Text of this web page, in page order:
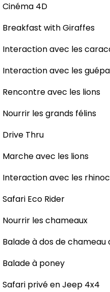
Cinéma 4D
Breakfast with Giraffes
Interaction avec les
Interaction avec les
Rencontre avec les lions
Nourrir les grands félins
Drive Thru
Marche avec les lions
Interaction avec les
Safari Eco Rider
Nourrir les chameaux
Balade à dos de chameau
Balade à poney
Safari privé en Jeep 4x4